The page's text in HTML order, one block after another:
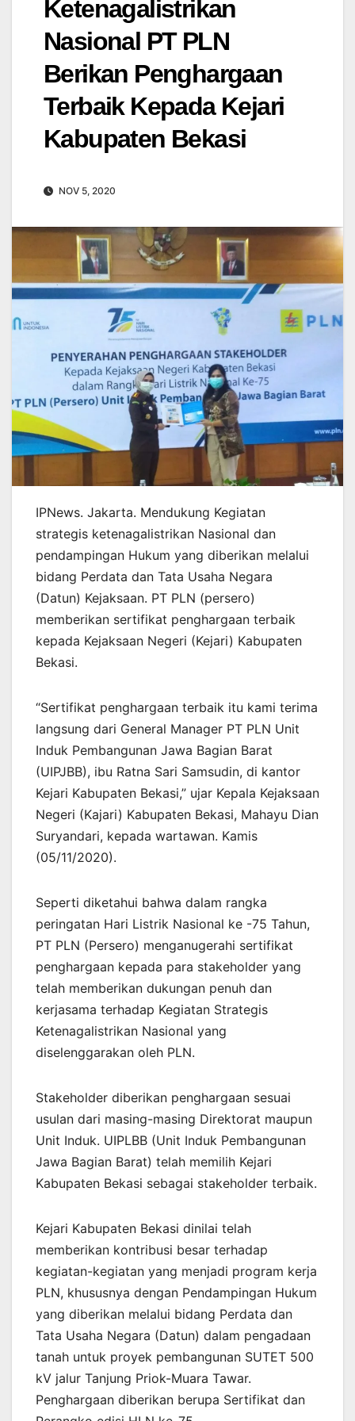
Ketenagalistrikan
Nasional PT PLN
Berikan Penghargaan
Terbaik Kepada Kejari
Kabupaten Bekasi
NOV 5, 2020
IPNews. Jakarta. Mendukung Kegiatan
strategis ketenagalistrikan Nasional dan
pendampingan Hukum yang diberikan melalui
bidang Perdata dan Tata Usaha Negara
(Datun) Kejaksaan. PT PLN (persero)
memberikan sertifikat penghargaan terbaik
kepada Kejaksaan Negeri (Kejari) Kabupaten
Bekasi.
“Sertifikat penghargaan terbaik itu kami terima
langsung dari General Manager PT PLN Unit
Induk Pembangunan Jawa Bagian Barat
(UIPJBB), ibu Ratna Sari Samsudin, di kantor
Kejari Kabupaten Bekasi,” ujar Kepala Kejaksaan
Negeri (Kajari) Kabupaten Bekasi, Mahayu Dian
Suryandari, kepada wartawan. Kamis
(05/11/2020).
Seperti diketahui bahwa dalam rangka
peringatan Hari Listrik Nasional ke -75 Tahun,
PT PLN (Persero) menganugerahi sertifikat
penghargaan kepada para stakeholder yang
telah memberikan dukungan penuh dan
kerjasama terhadap Kegiatan Strategis
Ketenagalistrikan Nasional yang
diselenggarakan oleh PLN.
Stakeholder diberikan penghargaan sesuai
usulan dari masing-masing Direktorat maupun
Unit Induk. UIPLBB (Unit Induk Pembangunan
Jawa Bagian Barat) telah memilih Kejari
Kabupaten Bekasi sebagai stakeholder terbaik.
Kejari Kabupaten Bekasi dinilai telah
memberikan kontribusi besar terhadap
kegiatan-kegiatan yang menjadi program kerja
PLN, khususnya dengan Pendampingan Hukum
yang diberikan melalui bidang Perdata dan
Tata Usaha Negara (Datun) dalam pengadaan
tanah untuk proyek pembangunan SUTET 500
kV jalur Tanjung Priok-Muara Tawar.
Penghargaan diberikan berupa Sertifikat dan